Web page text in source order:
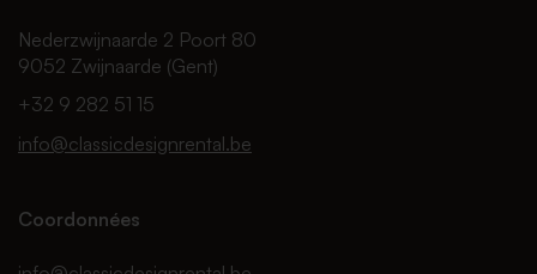
Nederzwijnaarde 2 Poort 80
9052 Zwijnaarde (Gent)
+32 9 282 51 15
info@classicdesignrental.be
Coordonnées